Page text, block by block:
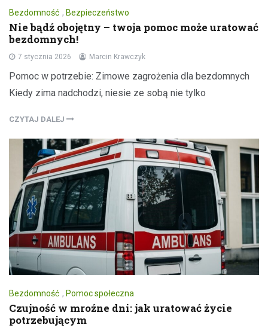
Bezdomność , Bezpieczeństwo
Nie bądź obojętny – twoja pomoc może uratować
bezdomnych!
7 stycznia 2026 Marcin Krawczyk
Pomoc w potrzebie: Zimowe zagrożenia dla bezdomnych
Kiedy zima nadchodzi, niesie ze sobą nie tylko
CZYTAJ DALEJ
Bezdomność , Pomoc społeczna
Czujność w mroźne dni: jak uratować życie
potrzebującym